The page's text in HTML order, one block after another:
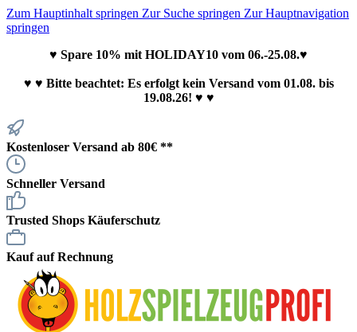
Zum Hauptinhalt springen Zur Suche springen Zur Hauptnavigation
springen
♥ Spare 10% mit HOLIDAY10 vom 06.-25.08.♥
♥ ♥ Bitte beachtet: Es erfolgt kein Versand vom 01.08. bis
19.08.26! ♥ ♥
Kostenloser Versand ab 80€ **
Schneller Versand
Trusted Shops Käuferschutz
Kauf auf Rechnung